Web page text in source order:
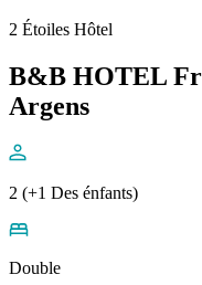
2 Étoiles Hôtel
B&B HOTEL
Argens
2 (+1 Des énfants)
Double